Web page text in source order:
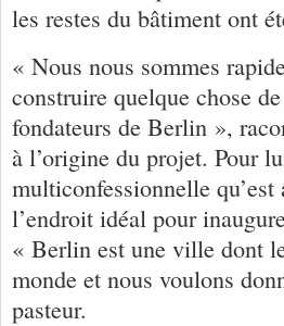
les restes du bâtiment ont
« Nous nous sommes
construire quelque chose
fondateurs de Berlin »,
à l’origine du projet. Pour
multiconfessionnelle
l’endroit idéal pour
« Berlin est une ville dont
monde et nous voulons
pasteur.